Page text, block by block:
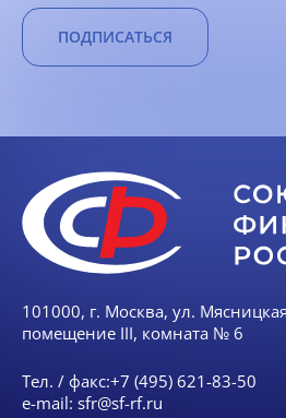
ПОДПИСАТЬСЯ
101000, г. Москва, ул.
помещение III, комната № 6
Тел. / факс:+7 (495) 621-83-50
e-mail: sfr@sf-rf.ru